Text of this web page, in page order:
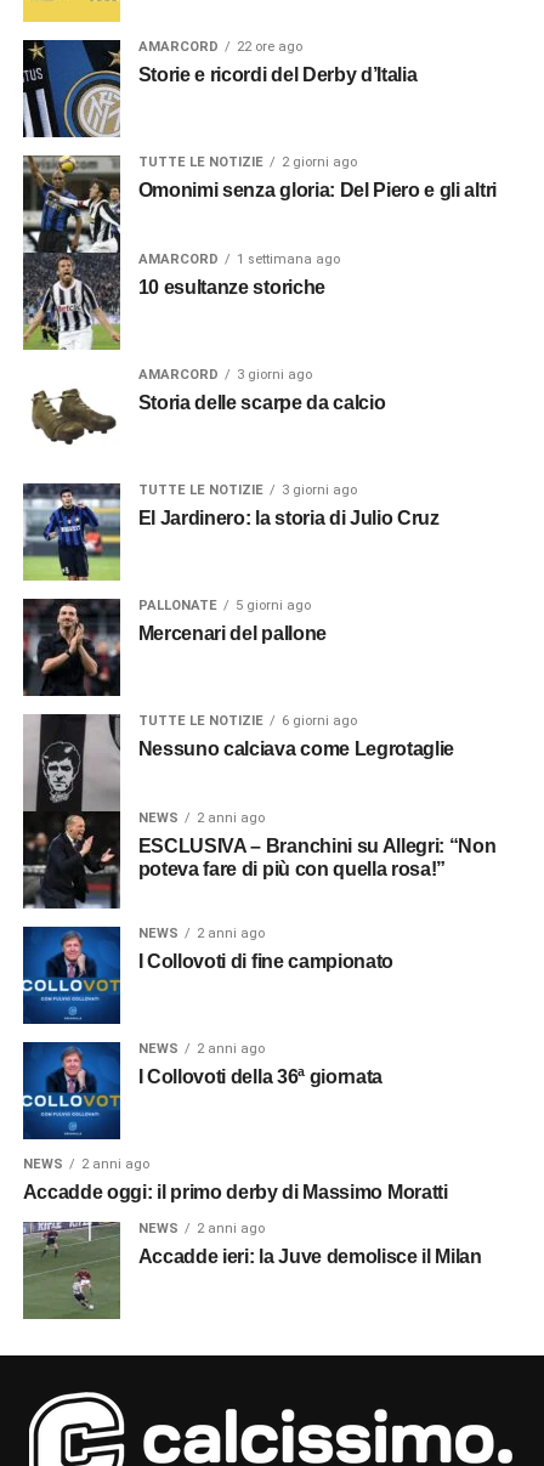
AMARCORD 22 ore ago
Storie e ricordi del Derby d’Italia
TUTTE LE NOTIZIE 2 giorni ago
Omonimi senza gloria: Del Piero e gli altri
AMARCORD 1 settimana ago
10 esultanze storiche
AMARCORD 3 giorni ago
Storia delle scarpe da calcio
TUTTE LE NOTIZIE 3 giorni ago
El Jardinero: la storia di Julio Cruz
PALLONATE 5 giorni ago
Mercenari del pallone
TUTTE LE NOTIZIE 6 giorni ago
Nessuno calciava come Legrotaglie
NEWS 2 anni ago
ESCLUSIVA – Branchini su Allegri: “Non
poteva fare di più con quella rosa!”
NEWS 2 anni ago
I Collovoti di fine campionato
NEWS 2 anni ago
I Collovoti della 36ª giornata
NEWS 2 anni ago
Accadde oggi: il primo derby di Massimo Moratti
NEWS 2 anni ago
Accadde ieri: la Juve demolisce il Milan